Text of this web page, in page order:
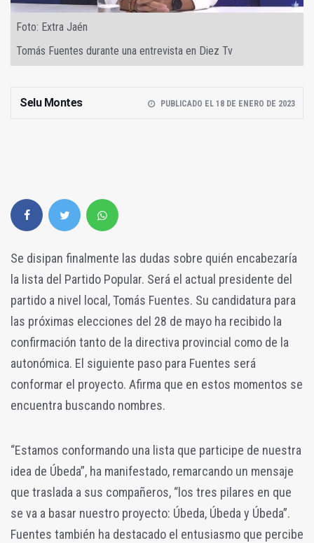
Foto: Extra Jaén
Tomás Fuentes durante una entrevista en Diez Tv
Selu Montes PUBLICADO EL 18 DE ENERO DE 2023
Se disipan finalmente las dudas sobre quién encabezaría
la lista del Partido Popular. Será el actual presidente del
partido a nivel local, Tomás Fuentes. Su candidatura para
las próximas elecciones del 28 de mayo ha recibido la
confirmación tanto de la directiva provincial como de la
autonómica. El siguiente paso para Fuentes será
conformar el proyecto. Afirma que en estos momentos se
encuentra buscando nombres.
“Estamos conformando una lista que participe de nuestra
idea de Úbeda”, ha manifestado, remarcando un mensaje
que traslada a sus compañeros, “los tres pilares en que
se va a basar nuestro proyecto: Úbeda, Úbeda y Úbeda”.
Fuentes también ha destacado el entusiasmo que percibe